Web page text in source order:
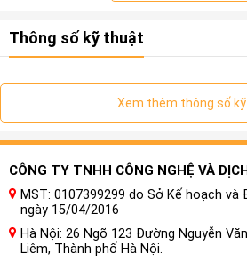
Thông số kỹ thuật
Xem thêm thông số
CÔNG TY TNHH CÔNG NGHỆ VÀ
MST: 0107399299 do Sở Kế hoạch và
ngày 15/04/2016
Hà Nội: 26 Ngõ 123 Đường Nguyễn
Liêm, Thành phố Hà Nội.